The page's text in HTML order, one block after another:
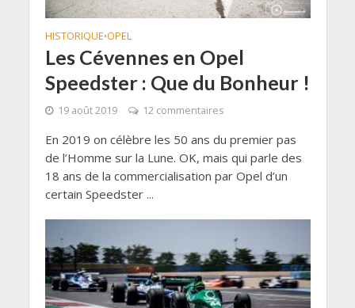
HISTORIQUE•OPEL
Les Cévennes en Opel
Speedster : Que du Bonheur !
19 août 2019 12 commentaires
En 2019 on célèbre les 50 ans du premier pas
de l’Homme sur la Lune. OK, mais qui parle des
18 ans de la commercialisation par Opel d’un
certain Speedster ...